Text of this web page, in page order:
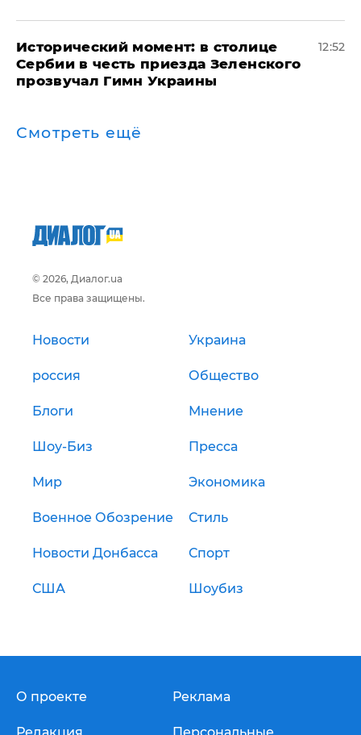
Исторический момент: в столице
Сербии в честь приезда Зеленского
прозвучал Гимн Украины
12:52
Смотреть ещё
© 2026, Диалог.ua
Все права защищены.
Новости Украина
россия Общество
Блоги Мнение
Шоу-Биз Пресса
Мир Экономика
Военное Обозрение Стиль
Новости Донбасса Спорт
США Шоубиз
О проекте Реклама